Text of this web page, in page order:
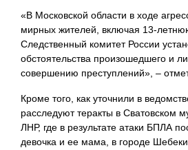
«В Московской области в ходе
мирных жителей, включая 13-
Следственный комитет России
обстоятельства произошедшего и
совершению преступлений», –
Кроме того, как уточнили в
расследуют теракты в Сватовском
ЛНР, где в результате атаки БПЛА
девочка и ее мама, в городе